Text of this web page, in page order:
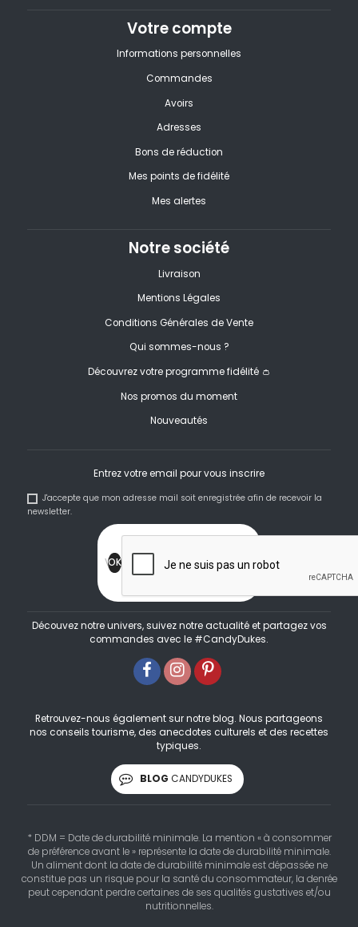
Votre compte
Informations personnelles
Commandes
Avoirs
Adresses
Bons de réduction
Mes points de fidélité
Mes alertes
Notre société
Livraison
Mentions Légales
Conditions Générales de Vente
Qui sommes-nous ?
Découvrez votre programme fidélité 👛
Nos promos du moment
Nouveautés
Entrez votre email pour vous inscrire
J'accepte que mon adresse mail soit enregistrée afin de recevoir la
newsletter.
Découvez notre univers, suivez notre actualité et partagez vos
commandes avec le #CandyDukes.
Retrouvez-nous également sur notre blog. Nous partageons
nos conseils tourisme, des anecdotes culturels et des recettes
typiques.
BLOG CANDYDUKES
* DDM = Date de durabilité minimale. La mention « à consommer
de préférence avant le » représente la date de durabilité minimale.
Un aliment dont la date de durabilité minimale est dépassée ne
constitue pas un risque pour la santé du consommateur, la denrée
peut cependant perdre certaines de ses qualités gustatives et/ou
nutritionnelles.